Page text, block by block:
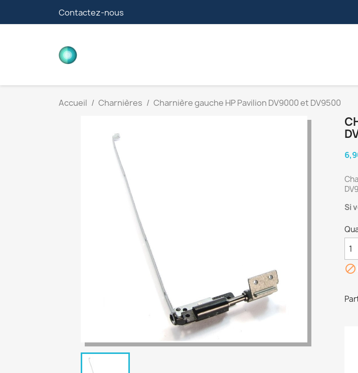
Contactez-nous
Accueil Charnières Charnière gauche HP Pavilion DV9000 et DV9500
Si
